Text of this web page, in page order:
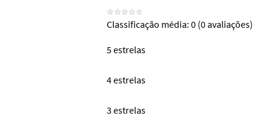
☆☆☆☆☆
Classificação média: 0 (0 avaliações)
5 estrelas
4 estrelas
3 estrelas